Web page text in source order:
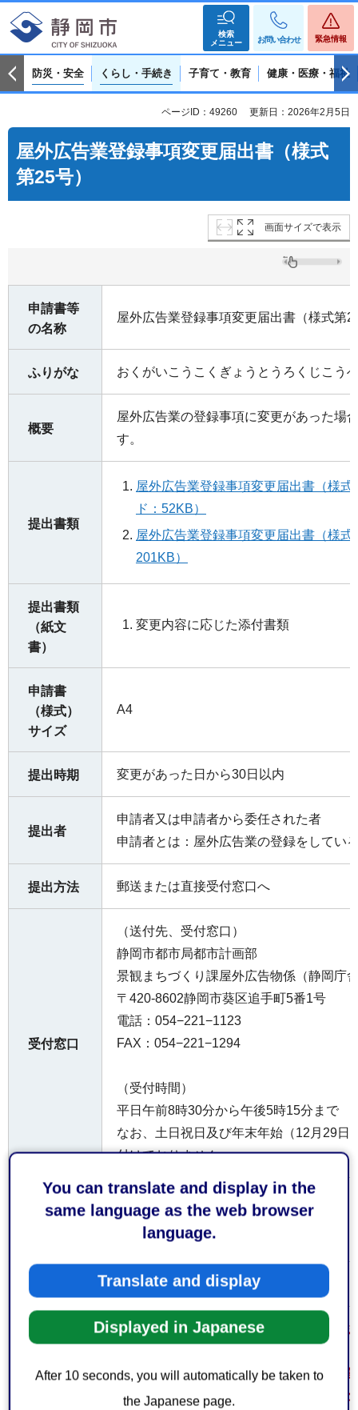
You can translate and display in the
same language as the web browser
language.
Translate and display
Displayed in Japanese
After 10 seconds, you will automatically be taken to
the Japanese page.
検索
メニュー
お問い合わせ 緊急情報
防災・安全 くらし・手続き 子育て・教育 健康・医療・福祉
ページID：49260 更新日：2026年2月5日
屋外広告業登録事項変更届出書（様式
第25号）
画面サイズで表示
申請書等
の名称
屋外広告業登録事項変更届出書（様式第
ふりがな おくがいこうこくぎょうとうろくじこう
概要
屋外広告業の登録事項に変更があった場
す。
提出書類
屋外広告業登録事項変更届出書（様
ド：52KB）
屋外広告業登録事項変更届出書（様
201KB）
提出書類
（紙文
書）
変更内容に応じた添付書類
申請書
（様式）
サイズ
A4
提出時期 変更があった日から30日以内
提出者
申請者又は申請者から委任された者
申請者とは：屋外広告業の登録をしてい
提出方法 郵送または直接受付窓口へ
受付窓口
（送付先、受付窓口）
静岡市都市局都市計画部
景観まちづくり課屋外広告物係（静岡庁
〒420-8602静岡市葵区追手町5番1号
電話：054−221−1123
FAX：054−221−1294
（受付時間）
平日午前8時30分から午後5時15分まで
なお、土日祝日及び年末年始（12月29日
付けておりません。
ていただ
提出部数：1部
無し
変更事項によって添付する書類が異なり
なお、添付書類に関する説明は屋外広告
ウンロードファイル内に含まれています